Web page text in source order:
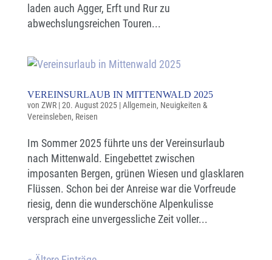
laden auch Agger, Erft und Rur zu
abwechslungsreichen Touren...
VEREINSURLAUB IN MITTENWALD 2025
von ZWR|20. August 2025|Allgemein, Neuigkeiten &
Vereinsleben, Reisen
Im Sommer 2025 führte uns der Vereinsurlaub
nach Mittenwald. Eingebettet zwischen
imposanten Bergen, grünen Wiesen und glasklaren
Flüssen. Schon bei der Anreise war die Vorfreude
riesig, denn die wunderschöne Alpenkulisse
versprach eine unvergessliche Zeit voller...